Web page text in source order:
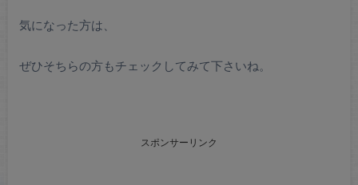
気になった方は、
ぜひそちらの方もチェックしてみて下さいね。
スポンサーリンク